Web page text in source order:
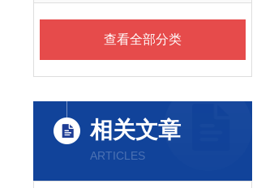
查看全部分类
相关文章
ARTICLES